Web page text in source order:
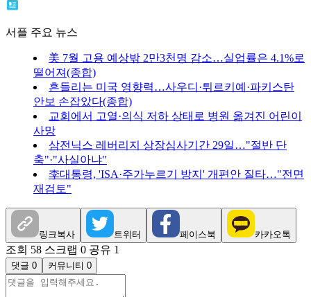
서플 주요 뉴스
美 7월 고용 예상밖 2만3천명 감소…실업률은 4.1%로
떨어져(종합)
흔들리는 미국 영향력…사우디·튀르키예·파키스탄
안보 손잡았다(종합)
교회에서 고열·의식 저하 상태로 병원 옮겨진 어린이
사망
삼전닉스 레버리지 상장심사기간 29일…"절반 단
축"·"사실아냐"
李대통령, 'ISA·주가누르기 방지' 개편안 질타…"전면
재검토"
링크복사 트위터 페이스북 카카오톡
조회 58 스크랩 0 공유 1
댓글 0 커뮤니티 0